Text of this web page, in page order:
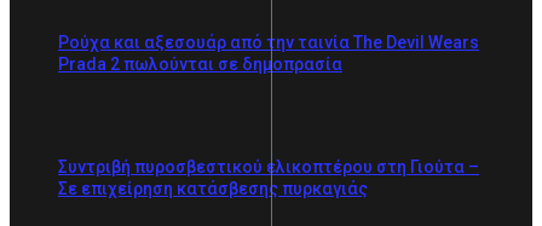
Ρούχα και αξεσουάρ από την ταινία The Devil Wears
Prada 2 πωλούνται σε δημοπρασία
Συντριβή πυροσβεστικού ελικοπτέρου στη Γιούτα –
Σε επιχείρηση κατάσβεσης πυρκαγιάς